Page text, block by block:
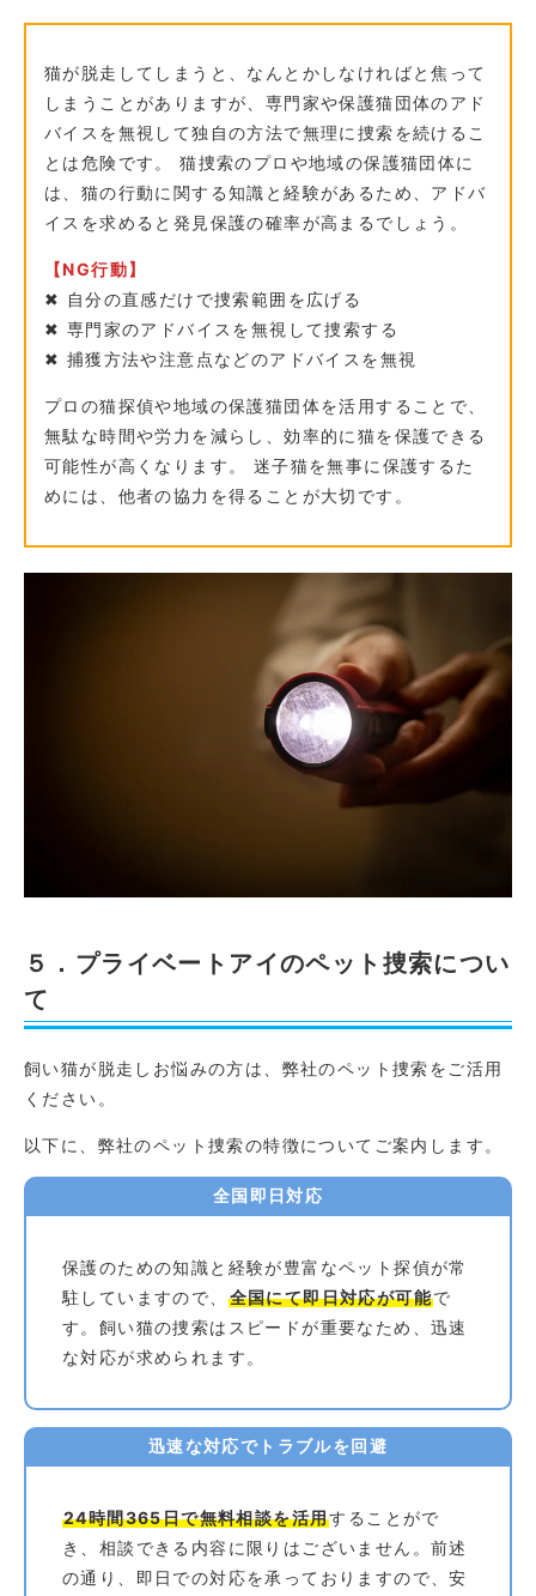
猫が脱走してしまうと、なんとかしなければと焦って
しまうことがありますが、専門家や保護猫団体のアド
バイスを無視して独自の方法で無理に捜索を続けるこ
とは危険です。 猫捜索のプロや地域の保護猫団体に
は、猫の行動に関する知識と経験があるため、アドバ
イスを求めると発見保護の確率が高まるでしょう。
【NG行動】
✖︎ 自分の直感だけで捜索範囲を広げる
✖︎ 専門家のアドバイスを無視して捜索する
✖︎ 捕獲方法や注意点などのアドバイスを無視
プロの猫探偵や地域の保護猫団体を活用することで、
無駄な時間や労力を減らし、効率的に猫を保護できる
可能性が高くなります。 迷子猫を無事に保護するた
めには、他者の協力を得ることが大切です。
５．プライベートアイのペット捜索につい
て
飼い猫が脱走しお悩みの方は、弊社のペット捜索をご活用
ください。
以下に、弊社のペット捜索の特徴についてご案内します。
全国即日対応
保護のための知識と経験が豊富なペット探偵が常
駐していますので、 全国にて即日対応が可能で
す。飼い猫の捜索はスピードが重要なため、迅速
な対応が求められます。
迅速な対応でトラブルを回避️
24時間365日で無料相談を活用することがで
き、相談できる内容に限りはございません。前述
の通り、即日での対応を承っておりますので、安